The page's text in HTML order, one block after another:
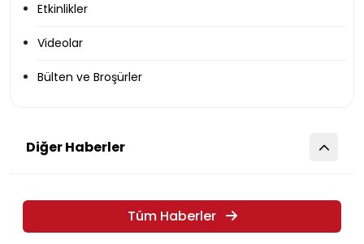
Etkinlikler
Videolar
Bülten ve Broşürler
Diğer Haberler
Tüm Haberler